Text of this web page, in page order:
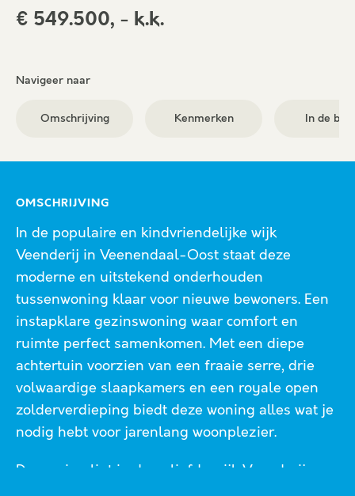
€ 549.500, - k.k.
Navigeer naar
Omschrijving Kenmerken In de
OMSCHRIJVING
In de populaire en kindvriendelijke wijk
Veenderij in Veenendaal-Oost staat deze
moderne en uitstekend onderhouden
tussenwoning klaar voor nieuwe bewoners. Een
instapklare gezinswoning waar comfort en
ruimte perfect samenkomen. Met een diepe
achtertuin voorzien van een fraaie serre, drie
volwaardige slaapkamers en een royale open
zolderverdieping biedt deze woning alles wat je
nodig hebt voor jarenlang woonplezier.
De woning ligt in de geliefde wijk Veenderij,